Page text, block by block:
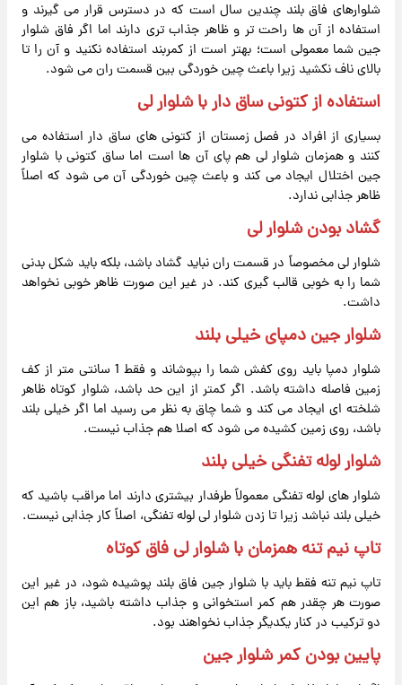
شلوارهای فاق بلند چندین سال است که در دسترس قرار می گیرند و
استفاده از آن ها راحت تر و ظاهر جذاب تری دارند اما اگر فاق شلوار
جین شما معمولی است؛ بهتر است از کمربند استفاده نکنید و آن را تا
بالای ناف نکشید زیرا باعث چین خوردگی بین قسمت ران می شود.
استفاده از کتونی ساق دار با شلوار لی
بسیاری از افراد در فصل زمستان از کتونی های ساق دار استفاده می
کنند و همزمان شلوار لی هم پای آن ها است اما ساق کتونی با شلوار
جین اختلال ایجاد می کند و باعث چین خوردگی آن می شود که اصلاً
ظاهر جذابی ندارد.
گشاد بودن شلوار لی
شلوار لی مخصوصاً در قسمت ران نباید گشاد باشد، بلکه باید شکل بدنی
شما را به خوبی قالب گیری کند. در غیر این صورت ظاهر خوبی نخواهد
داشت.
شلوار جین دمپای خیلی بلند
شلوار دمپا باید روی کفش شما را بپوشاند و فقط 1 سانتی متر از کف
زمین فاصله داشته باشد. اگر کمتر از این حد باشد، شلوار کوتاه ظاهر
شلخته ای ایجاد می کند و شما چاق به نظر می رسید اما اگر خیلی بلند
باشد، روی زمین کشیده می شود که اصلا هم جذاب نیست.
شلوار لوله تفنگی خیلی بلند
شلوار های لوله تفنگی معمولاً طرفدار بیشتری دارند اما مراقب باشید که
خیلی بلند نباشد زیرا تا زدن شلوار لی لوله تفنگی، اصلاً کار جذابی نیست.
تاپ نیم تنه همزمان با شلوار لی فاق کوتاه
تاپ نیم تنه فقط باید با شلوار جین فاق بلند پوشیده شود، در غیر این
صورت هر چقدر هم کمر استخوانی و جذاب داشته باشید، باز هم این
دو ترکیب در کنار یکدیگر جذاب نخواهند بود.
پایین بودن کمر شلوار جین